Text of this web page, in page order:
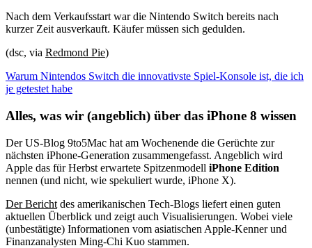
Nach dem Verkaufsstart war die Nintendo Switch bereits nach
kurzer Zeit ausverkauft. Käufer müssen sich gedulden.
(dsc, via Redmond Pie)
Warum Nintendos Switch die innovativste Spiel-Konsole ist, die ich
je getestet habe
Alles, was wir (angeblich) über das iPhone 8 wissen
Der US-Blog 9to5Mac hat am Wochenende die Gerüchte zur
nächsten iPhone-Generation zusammengefasst. Angeblich wird
Apple das für Herbst erwartete Spitzenmodell iPhone Edition
nennen (und nicht, wie spekuliert wurde, iPhone X).
Der Bericht des amerikanischen Tech-Blogs liefert einen guten
aktuellen Überblick und zeigt auch Visualisierungen. Wobei viele
(unbestätigte) Informationen vom asiatischen Apple-Kenner und
Finanzanalysten Ming-Chi Kuo stammen.